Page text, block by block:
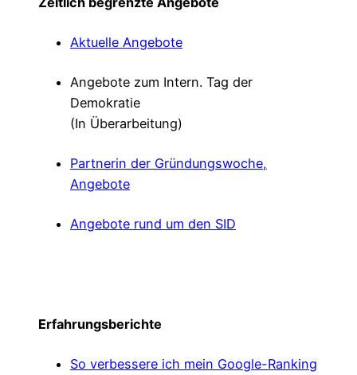
Aktuelle Angebote
Angebote zum Intern. Tag der
Demokratie
(In Überarbeitung)
Partnerin der Gründungswoche,
Angebote
Angebote rund um den SID
Erfahrungsberichte
So verbessere ich mein Google-Ranking